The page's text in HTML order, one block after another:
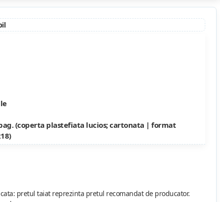
(coperta plastefiata lucios; cartonata | format
pretul taiat reprezinta pretul recomandat de producator.